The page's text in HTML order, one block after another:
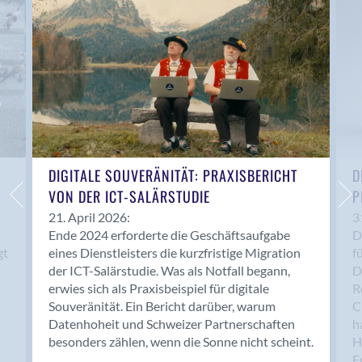
Anwil
Appenzell
Au SG
Baar
Baden
Balsthal
Balzers
Basel
Bassersdorf
Belp
Bendern
Benken (SG)
Bergdietikon
Berlin
Bern
Bern - Liebefeld
DIGITALE SOUVERÄNITÄT: PRAXISBERICHT
VON DER ICT-SALÄRSTUDIE
21. April 2026:
Ende 2024 erforderte die Geschäftsaufgabe
eines Dienstleisters die kurzfristige Migration
der ICT-Salärstudie. Was als Notfall begann,
erwies sich als Praxisbeispiel für digitale
Souveränität. Ein Bericht darüber, warum
Datenhoheit und Schweizer Partnerschaften
besonders zählen, wenn die Sonne nicht scheint.